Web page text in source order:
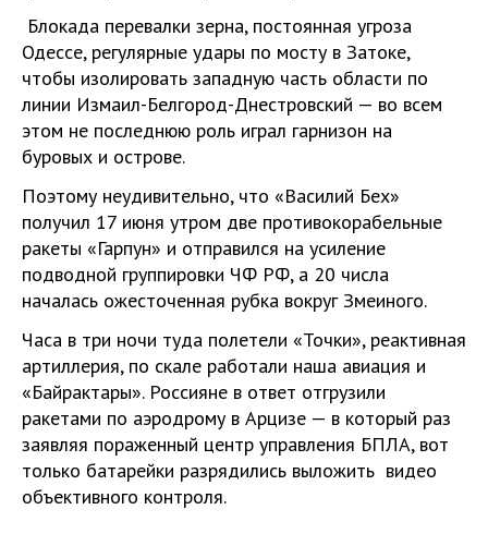
Блокада перевалки зерна, постоянная угроза
Одессе, регулярные удары по мосту в Затоке,
чтобы изолировать западную часть области по
линии Измаил-Белгород-Днестровский — во всем
этом не последнюю роль играл гарнизон на
буровых и острове.
Поэтому неудивительно, что «Василий Бех»
получил 17 июня утром две противокорабельные
ракеты «Гарпун» и отправился на усиление
подводной группировки ЧФ РФ, а 20 числа
началась ожесточенная рубка вокруг Змеиного.
Часа в три ночи туда полетели «Точки», реактивная
артиллерия, по скале работали наша авиация и
«Байрактары». Россияне в ответ отгрузили
ракетами по аэродрому в Арцизе — в который раз
заявляя пораженный центр управления БПЛА, вот
только батарейки разрядились выложить видео
объективного контроля.